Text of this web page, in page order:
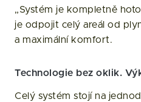
„Systém je kompletně
je odpojit celý areál od
a maximální komfort.
Technologie bez oklik.
Celý systém stojí na